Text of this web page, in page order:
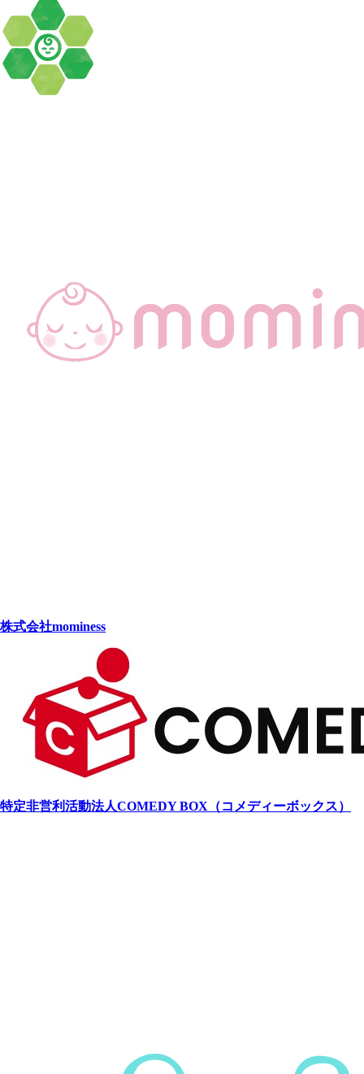
株式会社mominess
特定非営利活動法人COMEDY BOX（コメディーボックス）